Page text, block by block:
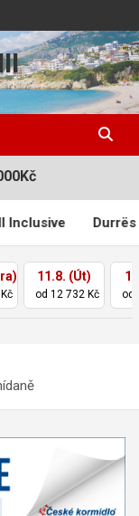
Durrës > Bounty
11.8. (Út)
od 12 732 Kč od